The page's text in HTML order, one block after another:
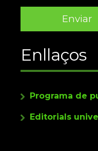
Enllaços
Programa de
Editorials